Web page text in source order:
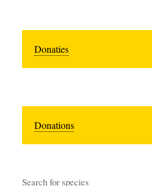
Donaties
Donations
Search for species